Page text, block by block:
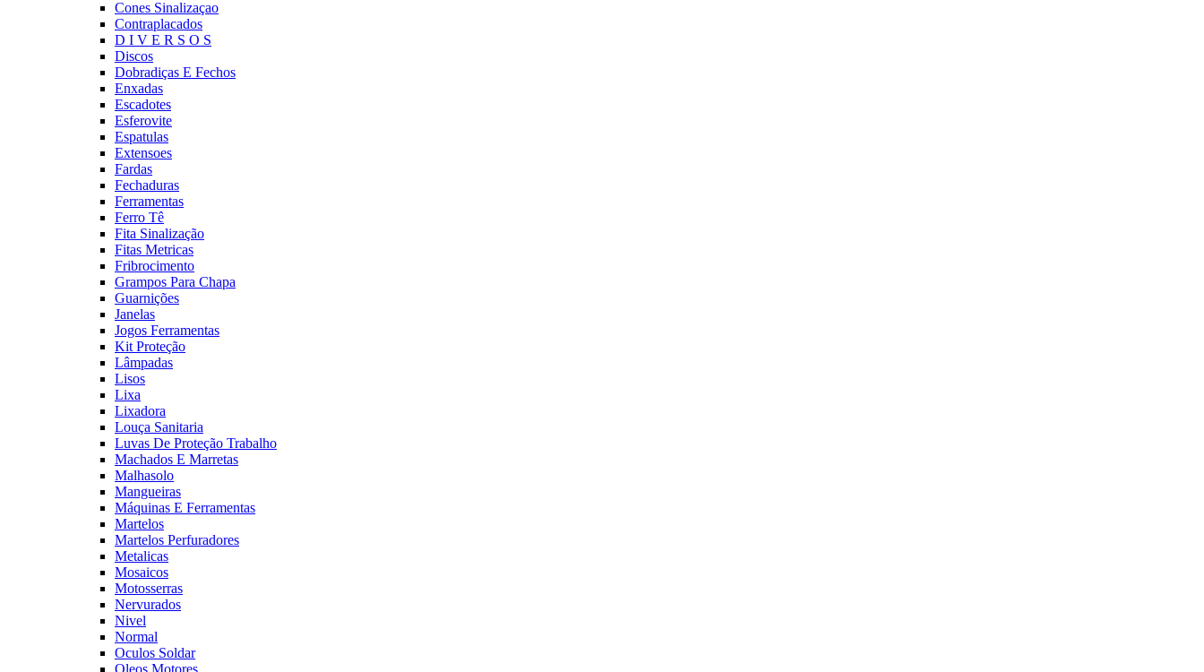
Cones Sinalizaçao
Contraplacados
D I V E R S O S
Discos
Dobradiças E Fechos
Enxadas
Escadotes
Esferovite
Espatulas
Extensoes
Fardas
Fechaduras
Ferramentas
Ferro Tê
Fita Sinalização
Fitas Metricas
Fribrocimento
Grampos Para Chapa
Guarnições
Janelas
Jogos Ferramentas
Kit Proteção
Lâmpadas
Lisos
Lixa
Lixadora
Louça Sanitaria
Luvas De Proteção Trabalho
Machados E Marretas
Malhasolo
Mangueiras
Máquinas E Ferramentas
Martelos
Martelos Perfuradores
Metalicas
Mosaicos
Motosserras
Nervurados
Nivel
Normal
Oculos Soldar
Oleos Motores